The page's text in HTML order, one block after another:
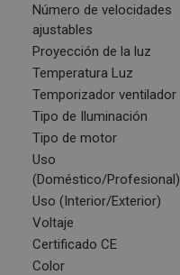
Número de velocidades
ajustables
Proyección de la luz
Temperatura Luz
Temporizador ventilador
Tipo de Iluminación
Tipo de motor
Uso
(Doméstico/Profesional)
Uso (Interior/Exterior)
Voltaje
Certificado CE
Color